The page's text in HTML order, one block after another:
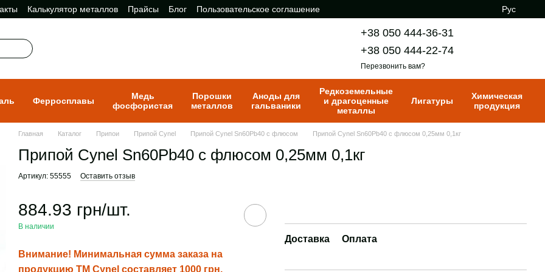
Калькулятор металлов Прайсы Блог Пользовательское соглашение Рус
+38 050 444-36-31
+38 050 444-22-74
Перезвонить вам?
Ферросплавы
Медь
фосфористая
Порошки
металлов
Аноды для
гальваники
Редкоземельные
и драгоценные
металлы
Лигатуры
Химическая
продукция
Главная Каталог Припои Припой Cynel Припой Cynel Sn60Pb40 c флюсом Припой Cynel Sn60Pb40 с флюсом 0,25мм 0,1кг
Припой Cynel Sn60Pb40 с флюсом 0,25мм 0,1кг
Артикул: 55555 Оставить отзыв
884.93 грн/шт.
В наличии
Внимание! Минимальная сумма заказа на
продукцию ТМ Cynel составляет 1000 грн.
Доставка Оплата